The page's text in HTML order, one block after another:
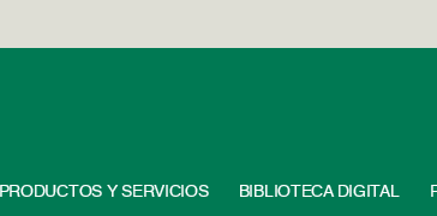
PRODUCTOS Y SERVICIOS BIBLIOTECA DIGITAL